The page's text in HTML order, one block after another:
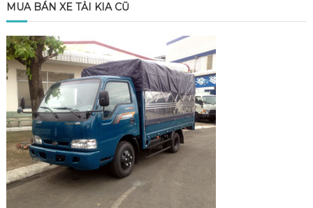
MUA BÁN XE TẢI KIA CŨ